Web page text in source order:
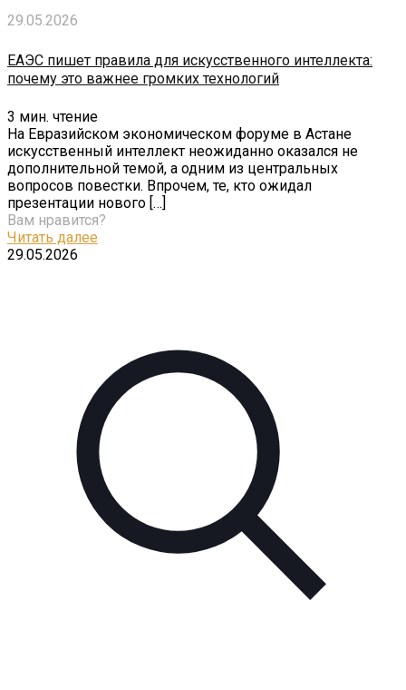
29.05.2026
ЕАЭС пишет правила для искусственного интеллекта:
почему это важнее громких технологий
3 мин. чтение
На Евразийском экономическом форуме в Астане
искусственный интеллект неожиданно оказался не
дополнительной темой, а одним из центральных
вопросов повестки. Впрочем, те, кто ожидал
презентации нового […]
Вам нравится?
Читать далее
29.05.2026